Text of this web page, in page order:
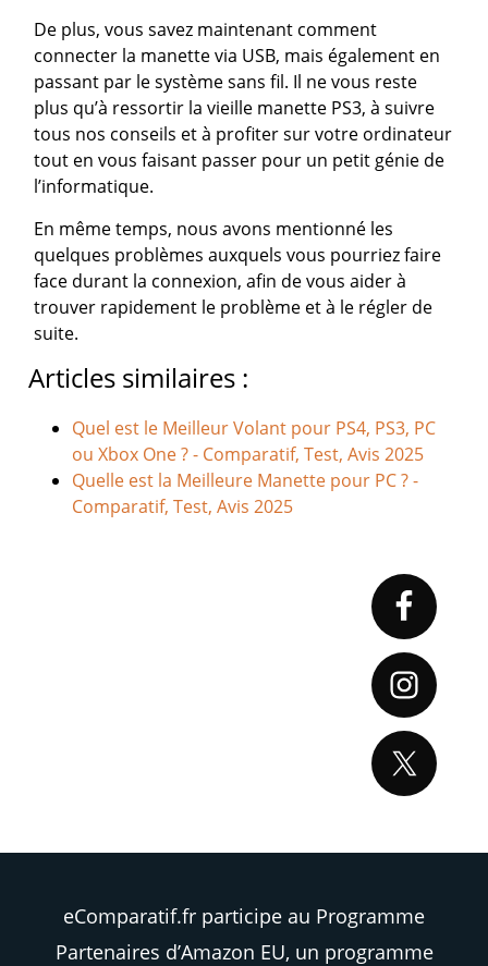
De plus, vous savez maintenant comment
connecter la manette via USB, mais également en
passant par le système sans fil. Il ne vous reste
plus qu’à ressortir la vieille manette PS3, à suivre
tous nos conseils et à profiter sur votre ordinateur
tout en vous faisant passer pour un petit génie de
l’informatique.
En même temps, nous avons mentionné les
quelques problèmes auxquels vous pourriez faire
face durant la connexion, afin de vous aider à
trouver rapidement le problème et à le régler de
suite.
Articles similaires :
Quel est le Meilleur Volant pour PS4, PS3, PC
ou Xbox One ? - Comparatif, Test, Avis 2025
Quelle est la Meilleure Manette pour PC ? -
Comparatif, Test, Avis 2025
Primary
Sidebar
eComparatif.fr participe au Programme
Partenaires d’Amazon EU, un programme